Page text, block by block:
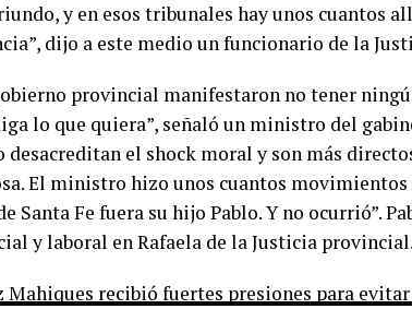
y en esos tribunales hay unos cuantos
dijo a este medio un funcionario de la
provincial manifestaron no tener
lo que quiera”, señaló un ministro del
desacreditan el shock moral y son más
El ministro hizo unos cuantos movimientos
Santa Fe fuera su hijo Pablo. Y no ocurrió”.
y laboral en Rafaela de la Justicia provincial.
Mahiques recibió fuertes presiones para